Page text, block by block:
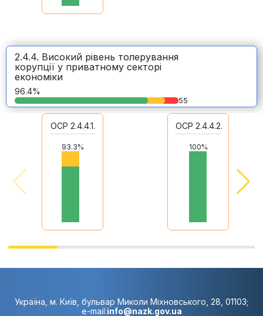
2.4.4. Високий рівень толерування
корупції у приватному секторі
економіки
96.4%
55
ОСР 2.4.4.1.
93.3%
ОСР 2.4.4.2.
100%
Україна, м. Київ, бульвар Миколи Міхновського, 28, 01103;
e-mail:info@nazk.gov.ua